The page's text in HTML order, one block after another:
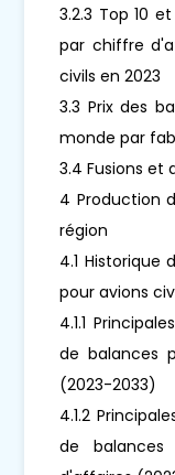
3.2.3 Top 10
par chiffre
civils en 2023
3.3 Prix des
monde par
3.4 Fusions et
4 Production
région
4.1
pour avions
4.1.1
de balances
(2023-2033)
4.1.2
de